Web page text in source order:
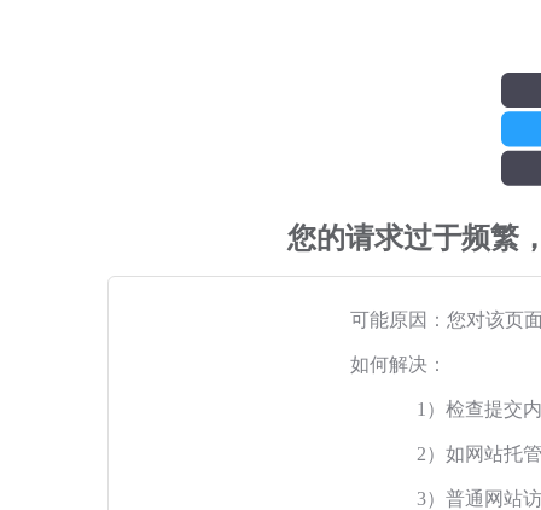
您的请求过于频繁
可能原因：您对该页
如何解决：
1）检查提交
2）如网站托
3）普通网站